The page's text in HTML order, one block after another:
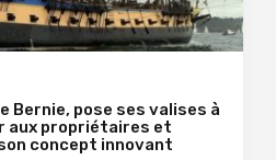
Bernie, pose ses valises à
aux propriétaires et
concept innovant